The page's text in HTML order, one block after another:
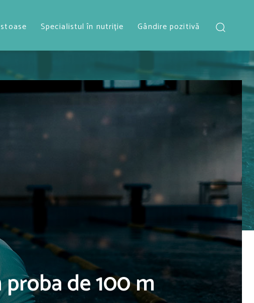
Specialistul în nutriție Gândire pozitivă
de 100 m